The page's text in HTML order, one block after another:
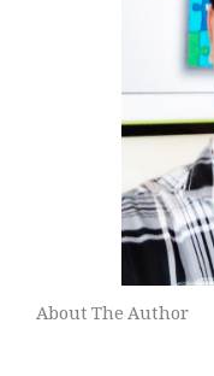
About The Author